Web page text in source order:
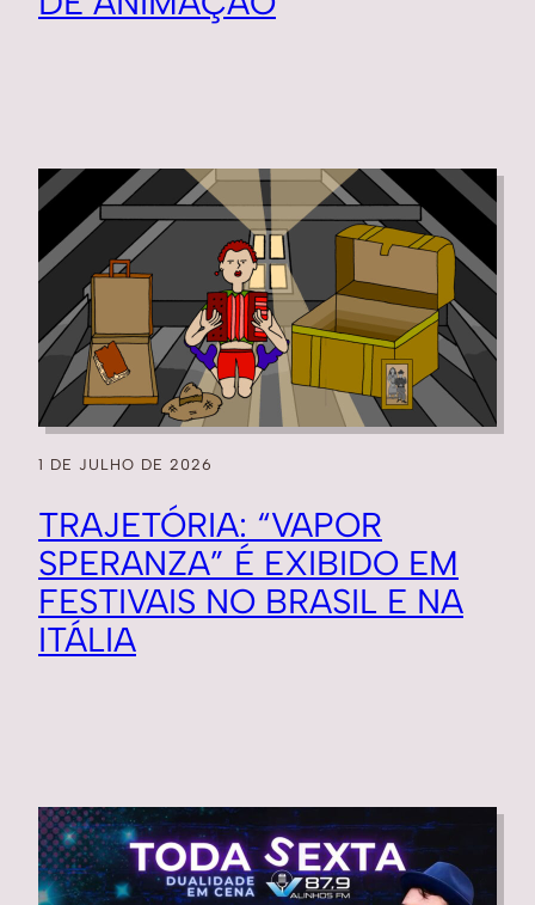
1 DE JULHO DE 2026
TRAJETÓRIA: “VAPOR
SPERANZA” É EXIBIDO EM
FESTIVAIS NO BRASIL E NA
ITÁLIA